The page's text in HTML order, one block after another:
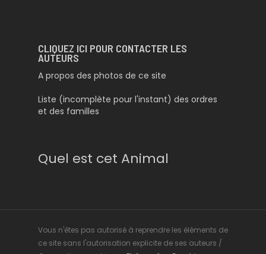
CLIQUEZ ICI POUR CONTACTER LES
AUTEURS
A propos des photos de ce site
Liste (incomplète pour l'instant) des ordres
et des familles
Quel est cet Animal
Vous n'êtes pas autorisé à reprendre les éléments de
ce site sans l'autorisation explicite de ses auteurs /